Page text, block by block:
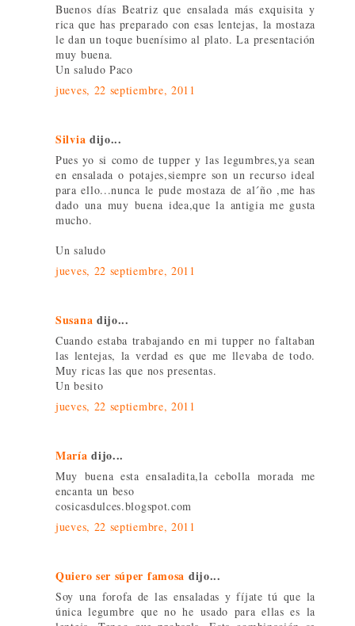
Buenos días Beatriz que ensalada más exquisita y
rica que has preparado con esas lentejas, la mostaza
le dan un toque buenísimo al plato. La presentación
muy buena.
Un saludo Paco
jueves, 22 septiembre, 2011
Silvia dijo...
Pues yo si como de tupper y las legumbres,ya sean
en ensalada o potajes,siempre son un recurso ideal
para ello...nunca le pude mostaza de al´ño ,me has
dado una muy buena idea,que la antigia me gusta
mucho.
Un saludo
jueves, 22 septiembre, 2011
Susana dijo...
Cuando estaba trabajando en mi tupper no faltaban
las lentejas, la verdad es que me llevaba de todo.
Muy ricas las que nos presentas.
Un besito
jueves, 22 septiembre, 2011
María dijo...
Muy buena esta ensaladita,la cebolla morada me
encanta un beso
cosicasdulces.blogspot.com
jueves, 22 septiembre, 2011
Quiero ser súper famosa dijo...
Soy una forofa de las ensaladas y fíjate tú que la
única legumbre que no he usado para ellas es la